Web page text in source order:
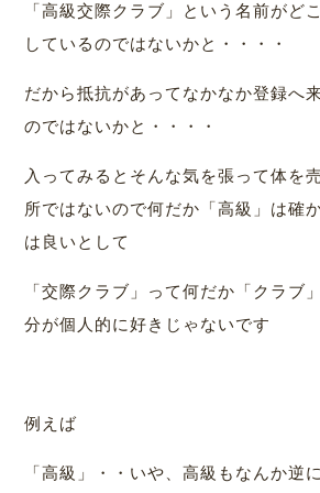
「高級交際クラブ」という名前がど
しているのではないかと・・・・
だから抵抗があってなかなか登録へ
のではないかと・・・・
入ってみるとそんな気を張って体を
所ではないので何だか「高級」は確
は良いとして
「交際クラブ」って何だか「クラブ
分が個人的に好きじゃないです
例えば
「高級」・・いや、高級もなんか逆